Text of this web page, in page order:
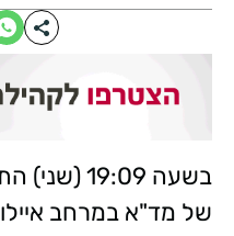
של מד"א במרחב